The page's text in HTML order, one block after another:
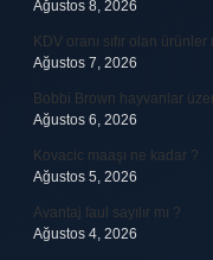
Ağustos 8, 2026
KDV oranı sıfır olan
Ağustos 7, 2026
Bobbi Brown hayvanlar
Ağustos 6, 2026
Kovacic maaşı ne kadar ?
Ağustos 5, 2026
Avantaj faul sayılır mı ?
Ağustos 4, 2026